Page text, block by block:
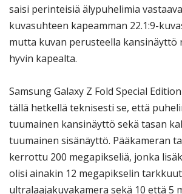
saisi perinteisiä älypuhelimia
kuvasuhteen kapeamman 22.1:9-
mutta kuvan perusteella kansinäyttö
hyvin kapealta.
Samsung Galaxy Z Fold Special
tällä hetkellä teknisesti se, että
tuumainen kansinäyttö sekä tasan
tuumainen sisänäyttö. Pääkameran
kerrottu 200 megapikseliä, jonka
olisi ainakin 12 megapikselin
ultralaajakuvakamera sekä 10 että 5